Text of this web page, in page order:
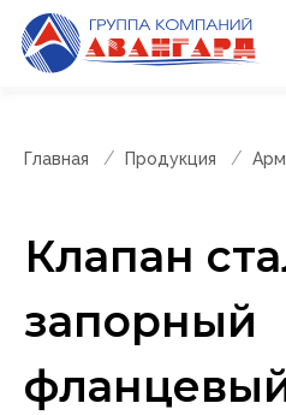
Главная Продукция
Клапан
запорный